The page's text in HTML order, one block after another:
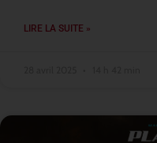
LIRE LA SUITE »